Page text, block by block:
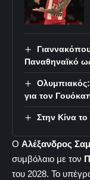
Παναθηναϊκό
Ολυμπιακός:
για τον
Στην Κίνα
Ο Αλέξανδρος
συμβόλαιο με τον
του 2028. Το